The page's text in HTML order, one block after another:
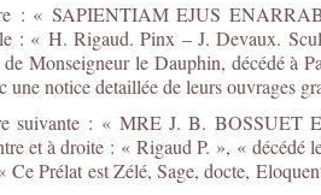
: « SAPIENTIAM EJUS
« H. Rigaud. Pinx – J. Devaux.
Monseigneur le Dauphin, décédé à
notice detaillée de leurs ouvrages
suivante : « MRE J. B.
et à droite : « Rigaud P. », « décédé
Prélat est Zélé, Sage, docte,